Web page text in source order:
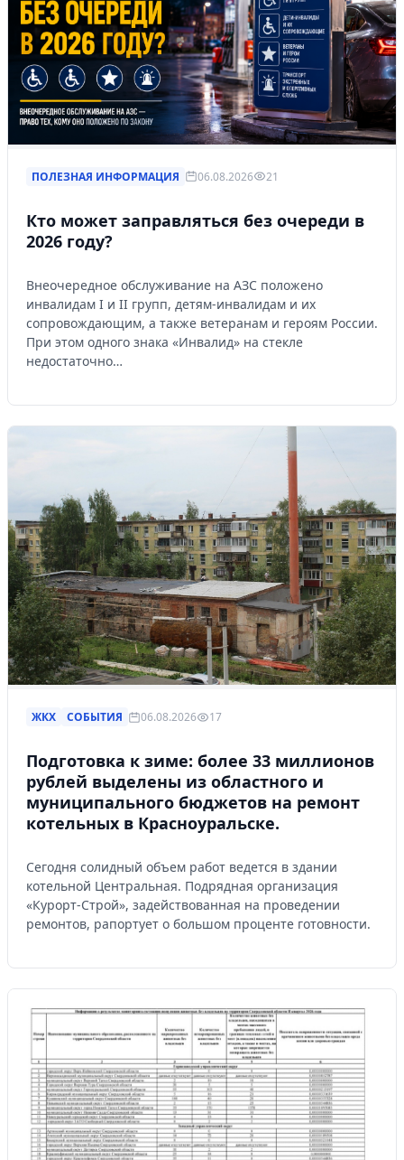
ПОЛЕЗНАЯ ИНФОРМАЦИЯ 06.08.2026 21
Кто может заправляться без очереди в
2026 году?
Внеочередное обслуживание на АЗС положено
инвалидам I и II групп, детям-инвалидам и их
сопровождающим, а также ветеранам и героям России.
При этом одного знака «Инвалид» на стекле
недостаточно…
ЖКХ СОБЫТИЯ 06.08.2026 17
Подготовка к зиме: более 33 миллионов
рублей выделены из областного и
муниципального бюджетов на ремонт
котельных в Красноуральске.
Сегодня солидный объем работ ведется в здании
котельной Центральная. Подрядная организация
«Курорт-Строй», задействованная на проведении
ремонтов, рапортует о большом проценте готовности.